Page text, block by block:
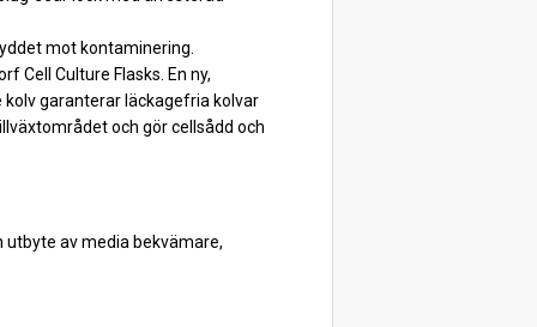
mot kontaminering.
Cell Culture Flasks. En ny,
garanterar läckagefria kolvar
och gör cellsådd och
av media bekvämare,